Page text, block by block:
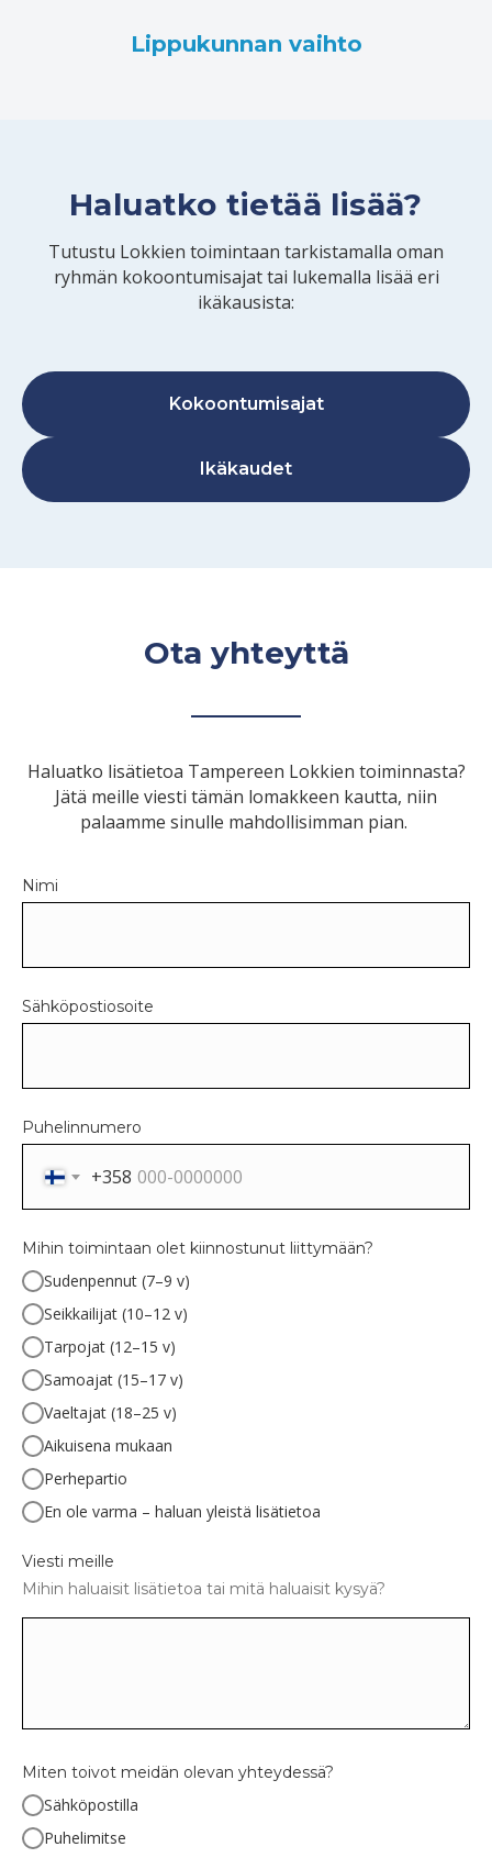
Lippukunnan vaihto
Haluatko tietää lisää?
Tutustu Lokkien toimintaan tarkistamalla oman
ryhmän kokoontumisajat tai lukemalla lisää eri
ikäkausista:
Kokoontumisajat
Ikäkaudet
Ota yhteyttä
Haluatko lisätietoa Tampereen Lokkien toiminnasta?
Jätä meille viesti tämän lomakkeen kautta, niin
palaamme sinulle mahdollisimman pian.
Nimi
Sähköpostiosoite
Puhelinnumero
+358
Mihin toimintaan olet kiinnostunut liittymään?
Sudenpennut (7–9 v)
Seikkailijat (10–12 v)
Tarpojat (12–15 v)
Samoajat (15–17 v)
Vaeltajat (18–25 v)
Aikuisena mukaan
Perhepartio
En ole varma – haluan yleistä lisätietoa
Viesti meille
Mihin haluaisit lisätietoa tai mitä haluaisit kysyä?
Miten toivot meidän olevan yhteydessä?
Sähköpostilla
Puhelimitse